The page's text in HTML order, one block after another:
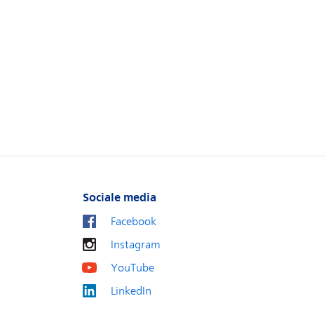
Sociale media
Facebook
Instagram
YouTube
LinkedIn